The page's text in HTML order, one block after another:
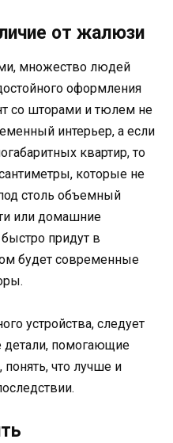
от жалюзи
множество людей
оформления
со шторами и тюлем не
интерьер, а если
квартир, то
которые не
столь объемный
или домашние
придут в
будет современные
устройства, следует
детали, помогающие
что лучше и